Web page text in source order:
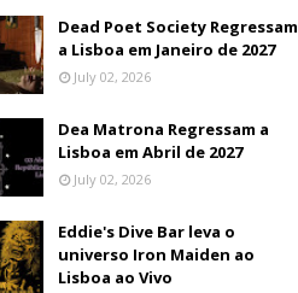
Dead Poet Society Regressam
a Lisboa em Janeiro de 2027
July 02, 2026
Dea Matrona Regressam a
Lisboa em Abril de 2027
July 02, 2026
Eddie's Dive Bar leva o
universo Iron Maiden ao
Lisboa ao Vivo